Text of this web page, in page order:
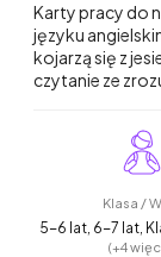
Karty pracy do
języku
kojarzą się z
czytanie ze
Klasa /
5-6 lat, 6-7 lat,
(+4